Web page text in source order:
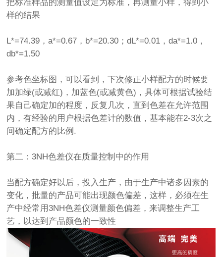
把标准样品的测量值设定为标准，再测量小样，得到小
样的结果
L*=74.39，a*=0.67，b*=20.30；dL*=0.01，da*=1.0，
db*=1.50
参考色坐标图，可以看到，下次修正小样配方的时候要
加加绿(或减红)，加蓝色(或减黄色)，具体可根据试验结
果自己确定加的程度，反复几次，直到色差在允许范围
内，有经验的用户根据色差计的数值，基本能在2-3次之
间确定配方的比例.
第二：3NH色差仪在质量控制中的作用
当配方确定好以后，投入生产，由于生产中诸多因素的
变化，批量的产品可能出现颜色偏差，这样，必须在生
产中经常用3NH色差仪测量颜色偏差，来调整生产工
艺，以达到产品颜色的一致性